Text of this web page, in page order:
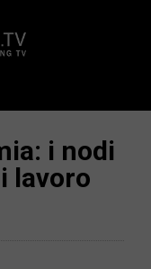
i nodi
lavoro